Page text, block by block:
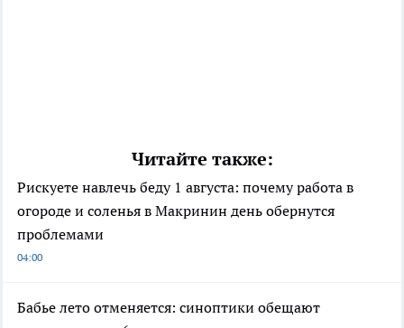
Читайте также:
Рискуете навлечь беду 1 августа: почему работа в
огороде и соленья в Макринин день обернутся
проблемами
04:00
Бабье лето отменяется: синоптики обещают